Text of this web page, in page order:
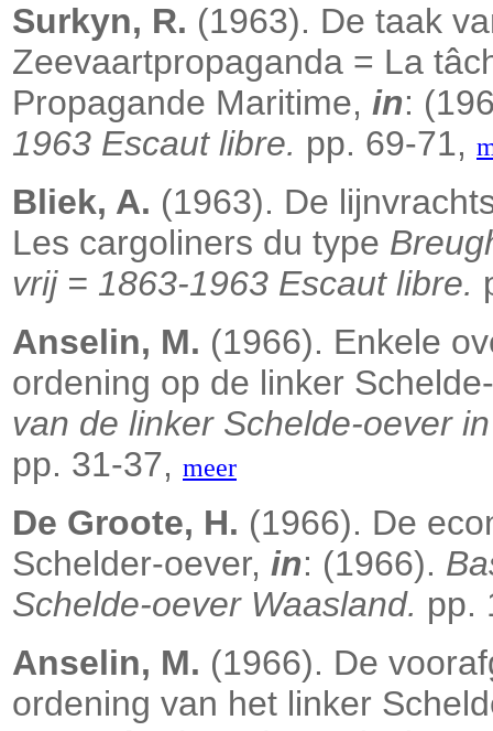
Surkyn, R. (1963). De taak
Zeevaartpropaganda = La
Propagande Maritime, in:
1963 Escaut libre. pp. 69-71,
Bliek, A. (1963). De
Les cargoliners du type
vrij = 1863-1963 Escaut libre.
Anselin, M. (1966). Enkele
ordening op de linker
van de linker Schelde-oever
pp. 31-37, meer
De Groote, H. (1966). De
Schelder-oever, in: (1966).
Schelde-oever Waasland. pp.
Anselin, M. (1966). De
ordening van het linker